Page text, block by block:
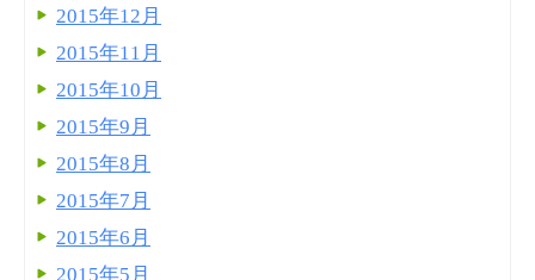
2015年12月
2015年11月
2015年10月
2015年9月
2015年8月
2015年7月
2015年6月
2015年5月